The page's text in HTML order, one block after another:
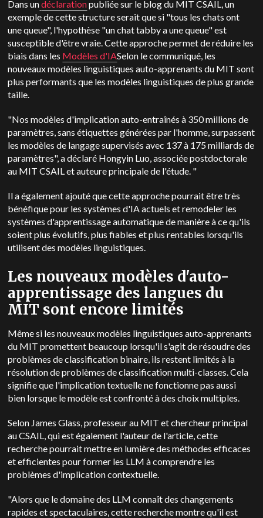
Dans undéclarationpubliée sur le blog du MIT CSAIL, un
exemple de cette structure serait que si "tous les chats ont
une queue", l'hypothèse "un chat tabby a une queue" est
susceptible d'être vraie. Cette approche permet de réduire les
biais dans les Modèles d'IASelon le communiqué, les
nouveaux modèles linguistiques auto-apprenants du MIT sont
plus performants que les modèles linguistiques de plus grande
taille.
"Nos modèles d'implication auto-entraînés à 350 millions de
paramètres, sans étiquettes générées par l'homme, surpassent
les modèles de langage supervisés avec 137 à 175 milliards de
paramètres", a déclaré Hongyin Luo, associée postdoctorale
au MIT CSAIL et auteure principale de l'étude. "
Il a également ajouté que cette approche pourrait être très
bénéfique pour les systèmes d'IA actuels et remodeler les
systèmes d'apprentissage automatique de manière à ce qu'ils
soient plus évolutifs, plus fiables et plus rentables lorsqu'ils
utilisent des modèles linguistiques.
Les nouveaux modèles d'auto-
apprentissage des langues du
MIT sont encore limités
Même si les nouveaux modèles linguistiques auto-apprenants
du MIT promettent beaucoup lorsqu'il s'agit de résoudre des
problèmes de classification binaire, ils restent limités à la
résolution de problèmes de classification multi-classes. Cela
signifie que l'implication textuelle ne fonctionne pas aussi
bien lorsque le modèle est confronté à des choix multiples.
Selon James Glass, professeur au MIT et chercheur principal
au CSAIL, qui est également l'auteur de l'article, cette
recherche pourrait mettre en lumière des méthodes efficaces
et efficientes pour former les LLM à comprendre les
problèmes d'implication contextuelle.
"Alors que le domaine des LLM connaît des changements
rapides et spectaculaires, cette recherche montre qu'il est